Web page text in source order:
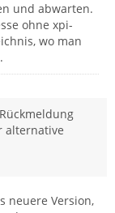
und abwarten.
ohne xpi-
wo man
alternative
neuere Version,